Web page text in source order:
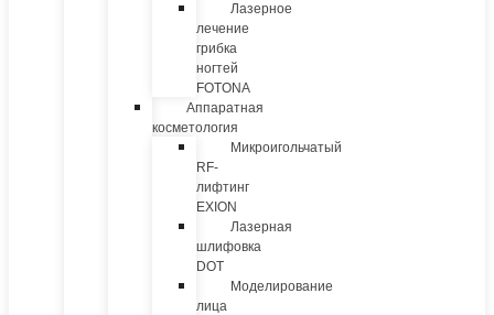
Лазерное
лечение
грибка
ногтей
FOTONA
Аппаратная
косметология
Микроигольчатый
RF-
лифтинг
EXION
Лазерная
шлифовка
DOT
Моделирование
лица